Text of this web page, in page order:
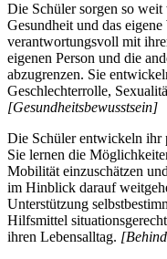
Die Schüler sorgen so
Gesundheit und das
verantwortungsvoll mit
eigenen Person und die
abzugrenzen. Sie
Geschlechterrolle,
[Gesundheitsbewusstsein]
Die Schüler entwickeln ihr
Sie lernen die
Mobilität einzuschätzen
im Hinblick darauf
Unterstützung
Hilfsmittel
ihren Lebensalltag.